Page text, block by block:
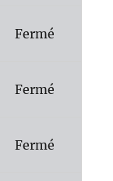
Fermé
Fermé
Fermé